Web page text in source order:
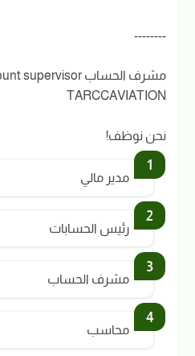
--------
TARCCAVIATION
نحن نوظف!
مدير مالي
رئيس الحسابات
مشرف الحساب
محاسب